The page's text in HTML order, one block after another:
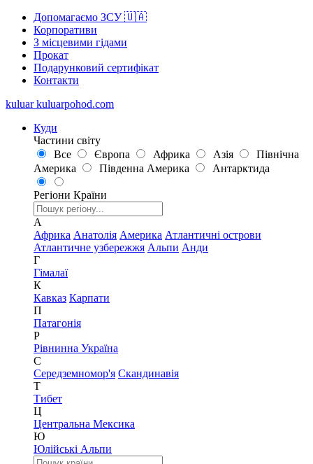
Допомагаємо ЗСУ 🇺🇦
Корпоративи
З місцевими гідами
Прокат
Подарунковий сертифікат
Контакти
kuluar kuluarpohod.com
Куди
Частини світу
Все
Європа Африка Азія
Північна
Америка
Південна Америка Антарктида
Регіони Країни
А
Африка Анатолія Америка Атлантичні острови
Атлантичне узбережжя Альпи Анди
Г
Гімалаї
К
Кавказ Карпати
П
Патагонія
Р
Рівнинна Україна
С
Середземномор'я Скандинавія
Т
Тибет
Ц
Центральна Мексика
Ю
Юлійські Альпи